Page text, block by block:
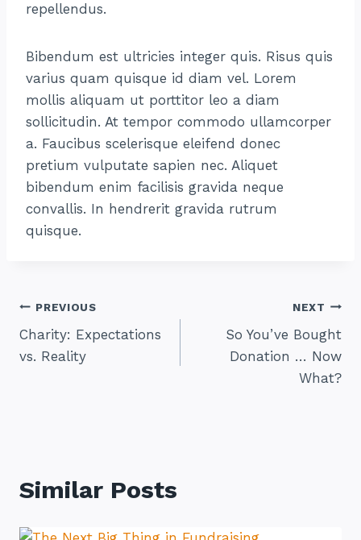
repellendus.
Bibendum est ultricies integer quis. Risus quis
varius quam quisque id diam vel. Lorem
mollis aliquam ut porttitor leo a diam
sollicitudin. At tempor commodo ullamcorper
a. Faucibus scelerisque eleifend donec
pretium vulputate sapien nec. Aliquet
bibendum enim facilisis gravida neque
convallis. In hendrerit gravida rutrum
quisque.
Post
Navigation
PREVIOUS
Charity: Expectations
vs. Reality
NEXT
So You’ve Bought
Donation … Now
What?
Similar Posts